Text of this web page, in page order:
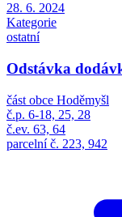
28. 6. 2024
Kategorie
ostatní
Odstávka
část obce Hoděmyšl
č.p. 6-18, 25, 28
č.ev. 63, 64
parcelní č. 223, 942